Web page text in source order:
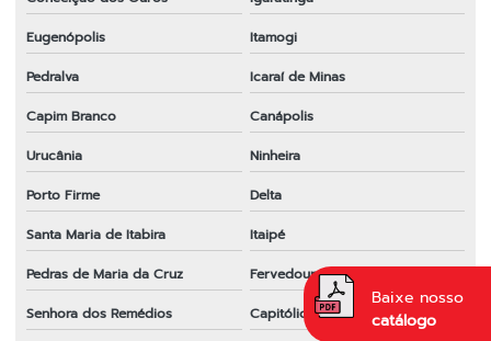
Eugenópolis
Itamogi
Pedralva
Icaraí de Minas
Capim Branco
Canápolis
Urucânia
Ninheira
Porto Firme
Delta
Santa Maria de Itabira
Itaipé
Pedras de Maria da Cruz
Fervedouro
Senhora dos Remédios
Capitólio
Baixe nosso
catálogo